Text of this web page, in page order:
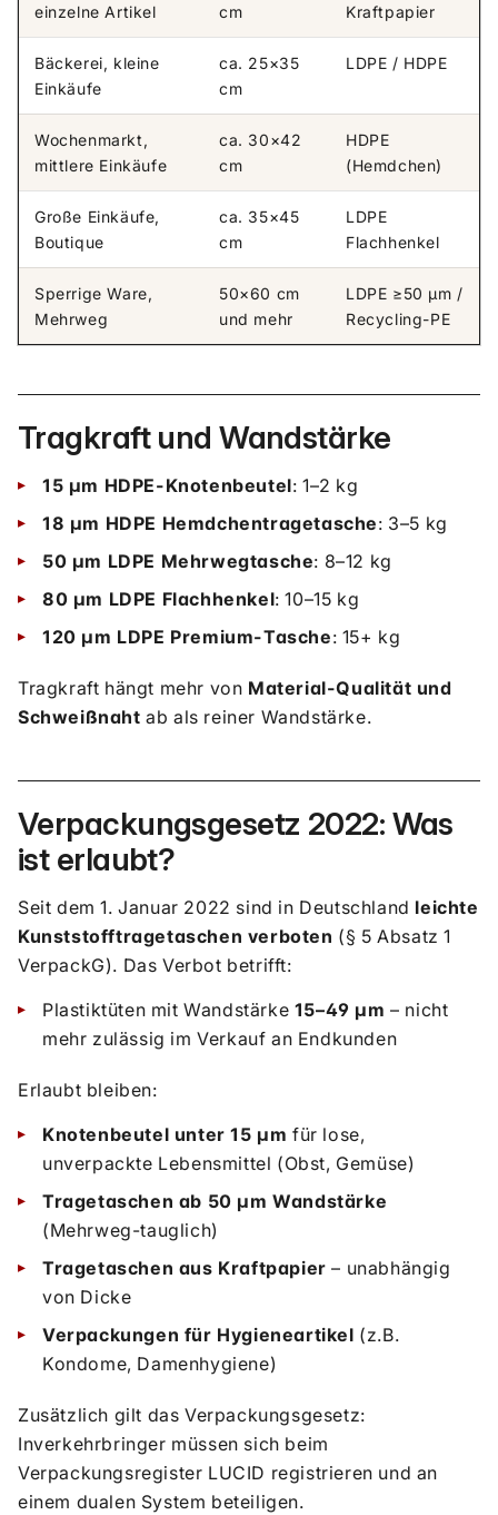
einzelne Artikel cm Kraftpapier
Bäckerei, kleine
Einkäufe
ca. 25×35
cm
LDPE / HDPE
Wochenmarkt,
mittlere Einkäufe
ca. 30×42
cm
HDPE
(Hemdchen)
Große Einkäufe,
Boutique
ca. 35×45
cm
LDPE
Flachhenkel
Sperrige Ware,
Mehrweg
50×60 cm
und mehr
LDPE ≥50 µm /
Recycling-PE
Tragkraft und Wandstärke
15 µm HDPE-Knotenbeutel: 1–2 kg
18 µm HDPE Hemdchentragetasche: 3–5 kg
50 µm LDPE Mehrwegtasche: 8–12 kg
80 µm LDPE Flachhenkel: 10–15 kg
120 µm LDPE Premium-Tasche: 15+ kg
Tragkraft hängt mehr von Material-Qualität und
Schweißnaht ab als reiner Wandstärke.
Verpackungsgesetz 2022: Was
ist erlaubt?
Seit dem 1. Januar 2022 sind in Deutschland leichte
Kunststofftragetaschen verboten (§ 5 Absatz 1
VerpackG). Das Verbot betrifft:
Plastiktüten mit Wandstärke 15–49 µm – nicht
mehr zulässig im Verkauf an Endkunden
Erlaubt bleiben:
Knotenbeutel unter 15 µm für lose,
unverpackte Lebensmittel (Obst, Gemüse)
Tragetaschen ab 50 µm Wandstärke
(Mehrweg-tauglich)
Tragetaschen aus Kraftpapier – unabhängig
von Dicke
Verpackungen für Hygieneartikel (z.B.
Kondome, Damenhygiene)
Zusätzlich gilt das Verpackungsgesetz:
Inverkehrbringer müssen sich beim
Verpackungsregister LUCID registrieren und an
einem dualen System beteiligen.